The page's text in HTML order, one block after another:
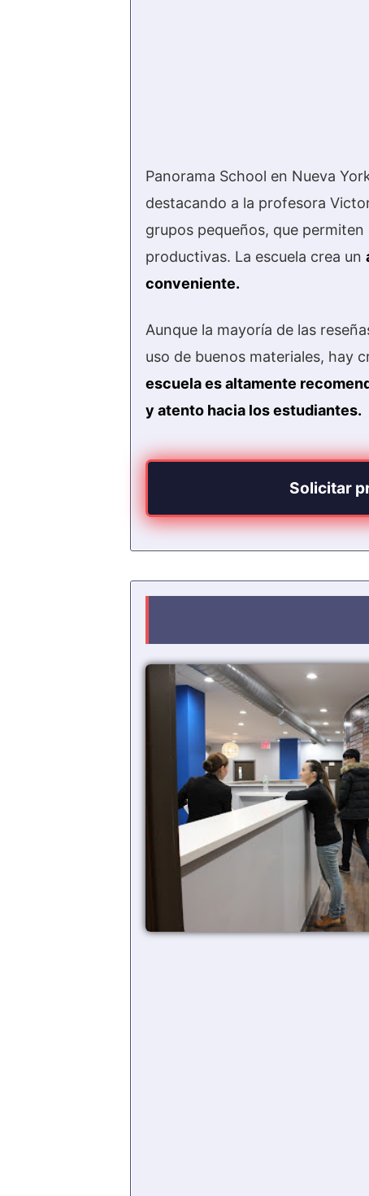
Panorama School en Nueva
destacando a la profesora
grupos pequeños, que
productivas. La escuela crea un
conveniente.
Aunque la mayoría de las
uso de buenos materiales, hay
escuela es altamente
y atento hacia los estudiantes.
Solicitar